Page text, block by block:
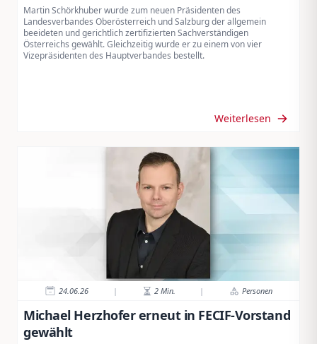
Martin Schörkhuber wurde zum neuen Präsidenten des
Landesverbandes Oberösterreich und Salzburg der allgemein
beeideten und gerichtlich zertifizierten Sachverständigen
Österreichs gewählt. Gleichzeitig wurde er zu einem von vier
Vizepräsidenten des Hauptverbandes bestellt.
Weiterlesen
24.06.26 | 2 Min. | Personen
Michael Herzhofer erneut in FECIF-Vorstand
gewählt